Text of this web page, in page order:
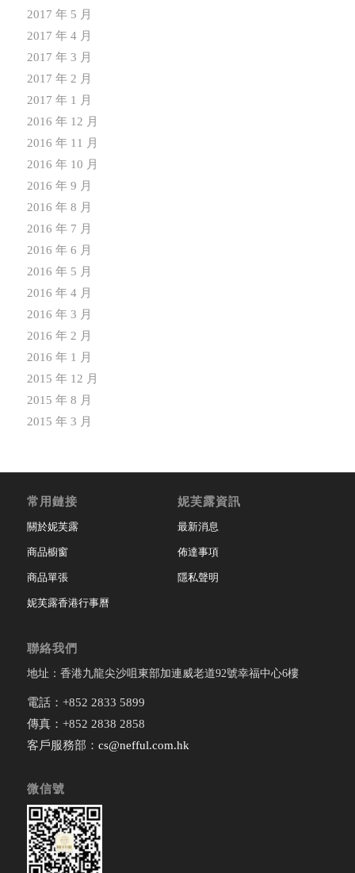
2017 年 5 月
2017 年 4 月
2017 年 3 月
2017 年 2 月
2017 年 1 月
2016 年 12 月
2016 年 11 月
2016 年 10 月
2016 年 9 月
2016 年 8 月
2016 年 7 月
2016 年 6 月
2016 年 5 月
2016 年 4 月
2016 年 3 月
2016 年 2 月
2016 年 1 月
2015 年 12 月
2015 年 8 月
2015 年 3 月
常用鏈接
關於妮芙露
商品櫥窗
商品單張
妮芙露香港行事曆
妮芙露資訊
最新消息
佈達事項
隱私聲明
聯絡我們
地址：香港九龍尖沙咀東部加連威老道92號幸福中心6樓
電話：+852 2833 5899
傳真：+852 2838 2858
客戶服務部： cs@nefful.com.hk
微信號